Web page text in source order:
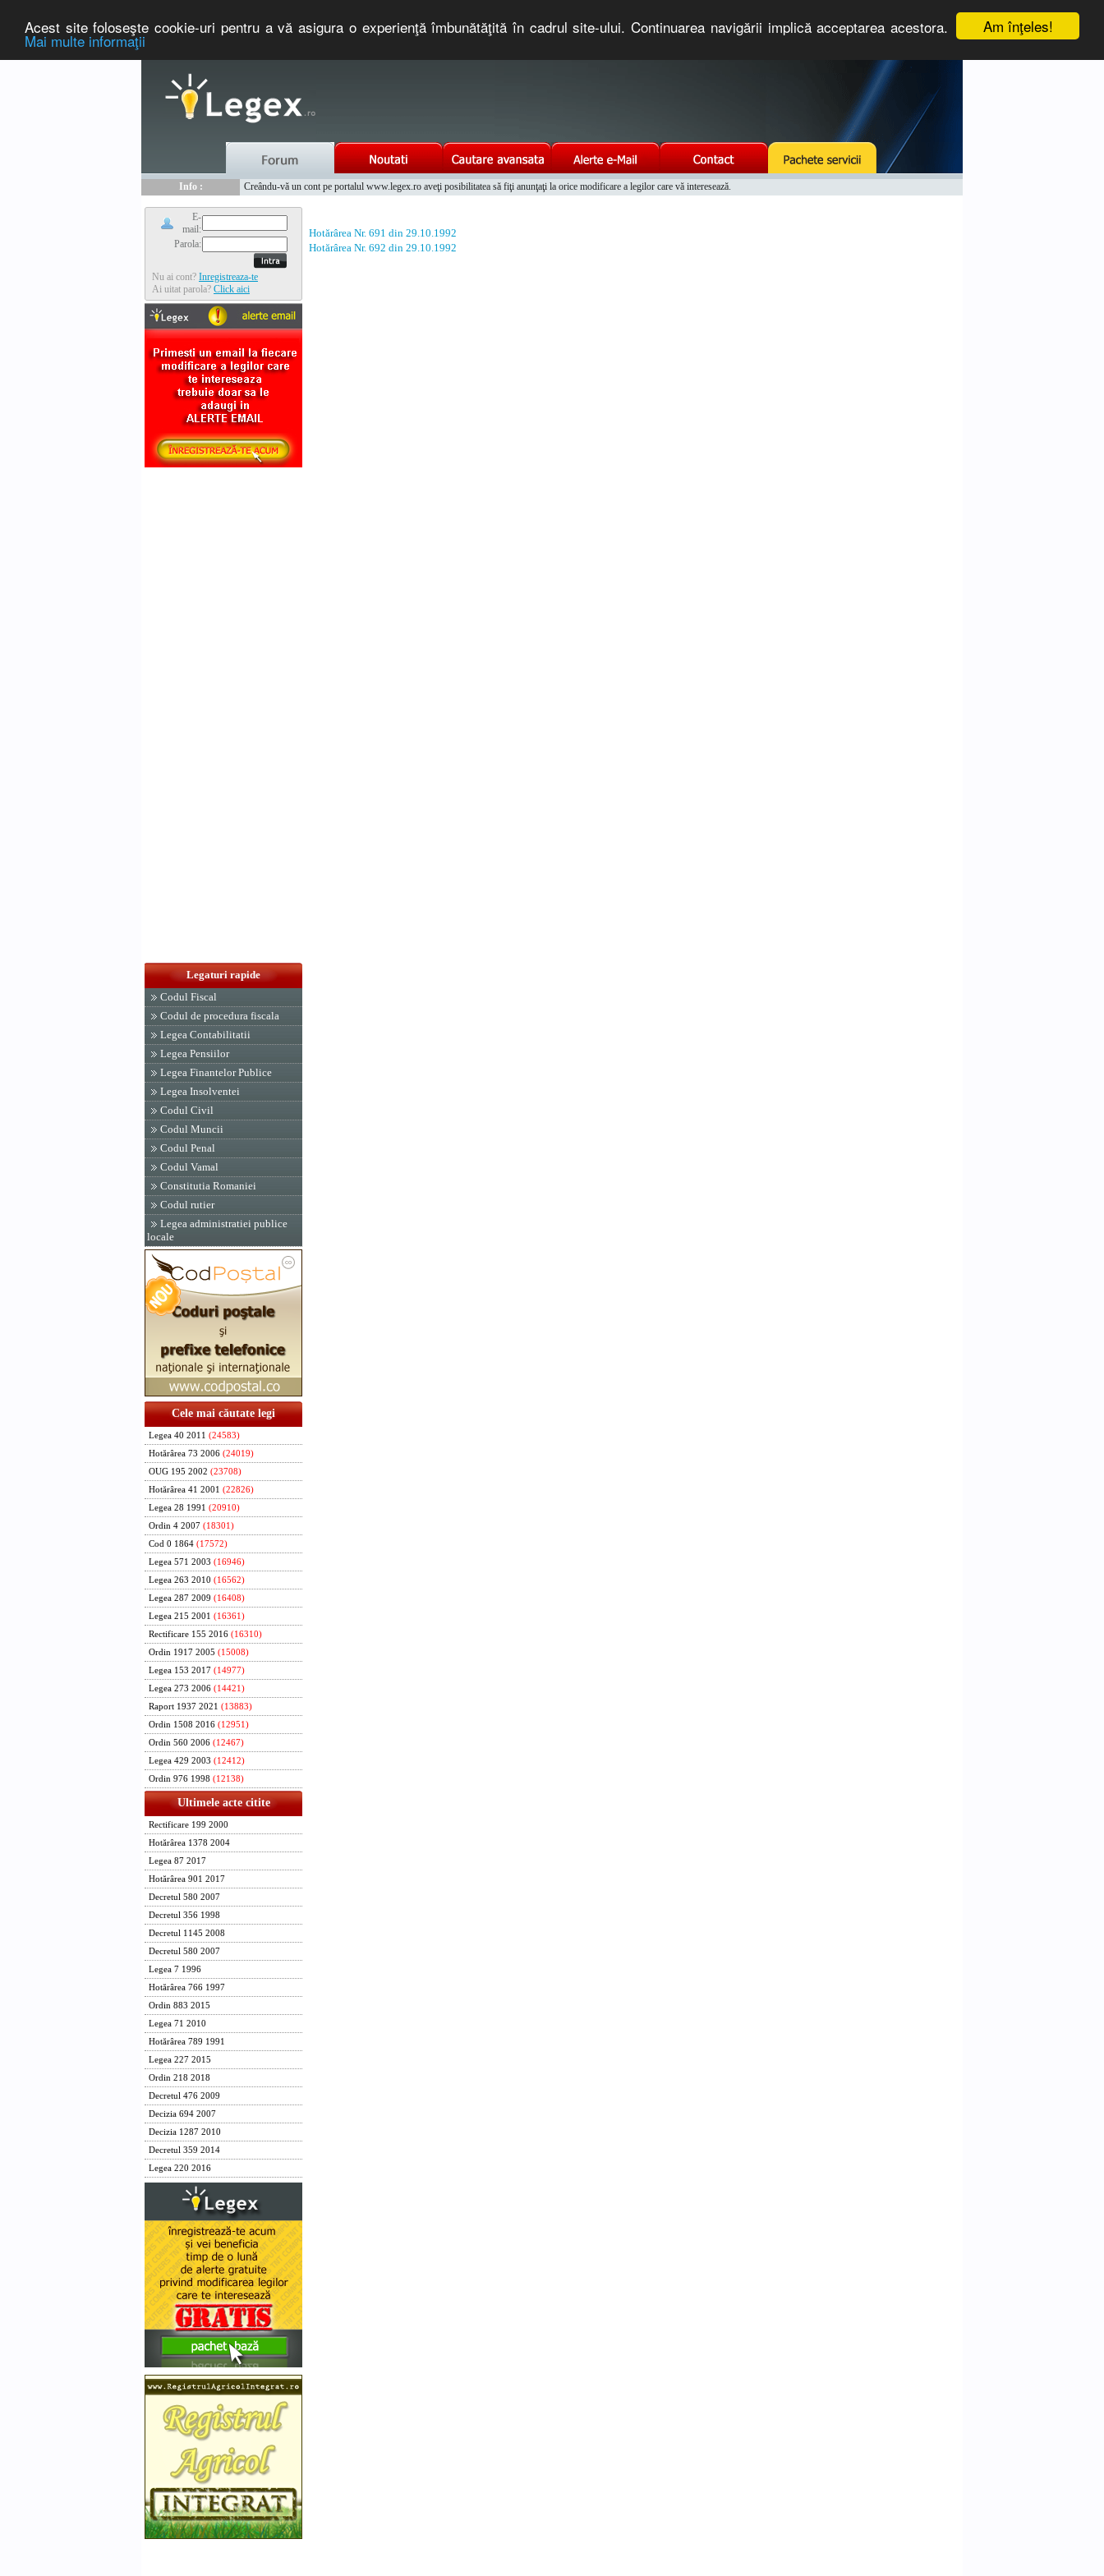
Am înţeles!
Acest site foloseşte cookie-uri pentru a vă asigura o experienţă îmbunătăţită în cadrul site-ului. Continuarea navigării implică acceptarea acestora.
Mai multe informaţii
Info :
Creându-vă un cont pe portalul www.legex.ro aveţi posibilitatea să fiţi anunţaţi la orice modificare a legilor care vă interesează.
E-
mail:
Parola:
Nu ai cont? Inregistreaza-te
Ai uitat parola? Click aici
Legaturi rapide
Codul Fiscal
Codul de procedura fiscala
Legea Contabilitatii
Legea Pensiilor
Legea Finantelor Publice
Legea Insolventei
Codul Civil
Codul Muncii
Codul Penal
Codul Vamal
Constitutia Romaniei
Codul rutier
Legea administratiei publice
locale
Cele mai căutate legi
Legea 40 2011 (24583)
Hotărârea 73 2006 (24019)
OUG 195 2002 (23708)
Hotărârea 41 2001 (22826)
Legea 28 1991 (20910)
Ordin 4 2007 (18301)
Cod 0 1864 (17572)
Legea 571 2003 (16946)
Legea 263 2010 (16562)
Legea 287 2009 (16408)
Legea 215 2001 (16361)
Rectificare 155 2016 (16310)
Ordin 1917 2005 (15008)
Legea 153 2017 (14977)
Legea 273 2006 (14421)
Raport 1937 2021 (13883)
Ordin 1508 2016 (12951)
Ordin 560 2006 (12467)
Legea 429 2003 (12412)
Ordin 976 1998 (12138)
Ultimele acte citite
Rectificare 199 2000
Hotărârea 1378 2004
Legea 87 2017
Hotărârea 901 2017
Decretul 580 2007
Decretul 356 1998
Decretul 1145 2008
Decretul 580 2007
Legea 7 1996
Hotărârea 766 1997
Ordin 883 2015
Legea 71 2010
Hotărârea 789 1991
Legea 227 2015
Ordin 218 2018
Decretul 476 2009
Decizia 694 2007
Decizia 1287 2010
Decretul 359 2014
Legea 220 2016
Hotărârea Nr. 691 din 29.10.1992
Hotărârea Nr. 692 din 29.10.1992